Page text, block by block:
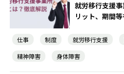
就労移行支援
リット、期間
仕事 制度 就労移行支援
精神障害
身体障害
IT・Web制作スキルを身につける